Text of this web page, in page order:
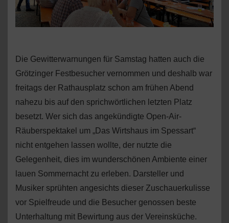
Die Gewitterwarnungen für Samstag hatten auch die
Grötzinger Festbesucher vernommen und deshalb war
freitags der Rathausplatz schon am frühen Abend
nahezu bis auf den sprichwörtlichen letzten Platz
besetzt. Wer sich das angekündigte Open-Air-
Räuberspektakel um „Das Wirtshaus im Spessart“
nicht entgehen lassen wollte, der nutzte die
Gelegenheit, dies im wunderschönen Ambiente einer
lauen Sommernacht zu erleben. Darsteller und
Musiker sprühten angesichts dieser Zuschauerkulisse
vor Spielfreude und die Besucher genossen beste
Unterhaltung mit Bewirtung aus der Vereinsküche.